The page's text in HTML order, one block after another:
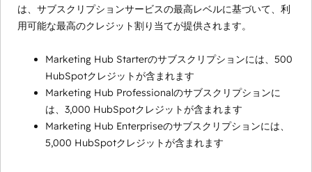
は、サブスクリプションサービスの最高レベルに基づいて、利
用可能な最高のクレジット割り当てが提供されます。
Marketing Hub Starterのサブスクリプションには、500
HubSpotクレジットが含まれます
Marketing Hub Professionalのサブスクリプションに
は、3,000 HubSpotクレジットが含まれます
Marketing Hub Enterpriseのサブスクリプションには、
5,000 HubSpotクレジットが含まれます